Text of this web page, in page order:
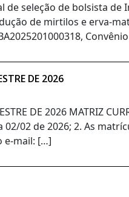
de seleção de bolsista
de mirtilos e erva-
DE 2026
DE 2026 MATRIZ
02 de 2026; 2. As
e-mail: […]